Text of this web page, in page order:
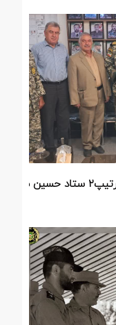
در تبریز